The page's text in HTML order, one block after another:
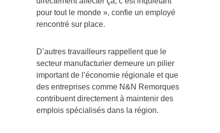
pour tout le monde », confie un employé
rencontré sur place.
D’autres travailleurs rappellent que le
secteur manufacturier demeure un pilier
important de l’économie régionale et que
des entreprises comme N&N Remorques
contribuent directement à maintenir des
emplois spécialisés dans la région.